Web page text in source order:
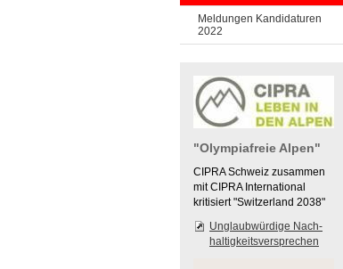
Meldungen Kandidaturen
2022
"Olympiafreie Alpen"
CIPRA Schweiz zusammen
mit CIPRA International
kritisiert "Switzerland 2038"
Unglaubwürdige Nach-
haltigkeitsversprechen